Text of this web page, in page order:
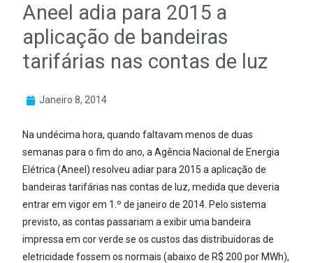
Aneel adia para 2015 a
aplicação de bandeiras
tarifárias nas contas de luz
Janeiro 8, 2014
Na undécima hora, quando faltavam menos de duas
semanas para o fim do ano, a Agência Nacional de Energia
Elétrica (Aneel) resolveu adiar para 2015 a aplicação de
bandeiras tarifárias nas contas de luz, medida que deveria
entrar em vigor em 1.º de janeiro de 2014. Pelo sistema
previsto, as contas passariam a exibir uma bandeira
impressa em cor verde se os custos das distribuidoras de
eletricidade fossem os normais (abaixo de R$ 200 por MWh),